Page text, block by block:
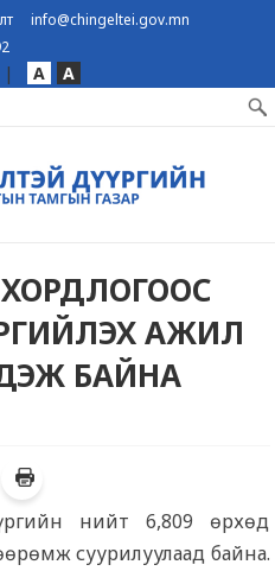
info@chingeltei.gov.mn
| A A
АЖИЛ
БАЙНА
нийт 6,809 өрхөд
суурилуулаад байна.